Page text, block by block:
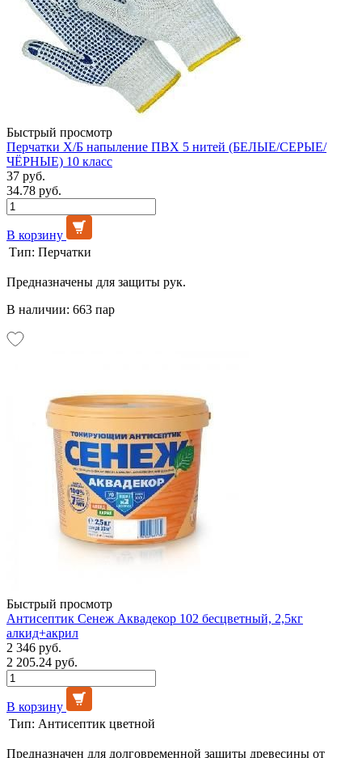
Быстрый просмотр
Перчатки Х/Б напыление ПВХ 5 нитей (БЕЛЫЕ/СЕРЫЕ/
ЧЁРНЫЕ) 10 класс
37 руб.
34.78 руб.
В корзину
Тип: Перчатки
Предназначены для защиты рук.
В наличии: 663 пар
Быстрый просмотр
Антисептик Сенеж Аквадекор 102 бесцветный, 2,5кг
алкид+акрил
2 346 руб.
2 205.24 руб.
В корзину
Тип: Антисептик цветной
Предназначен для долговременной защиты древесины от